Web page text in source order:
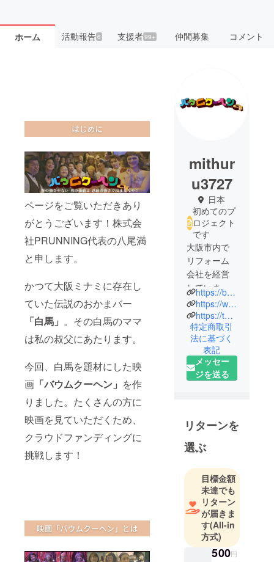
ホーム 活動報告6 支援者99+ 仲間募集 コメント
ページをご覧いただきあり
がとうございます！株式会
社PRUNNING代表の八尾満
と申します。
かつて大阪ミナミに存在し
ていた伝説のおかまバー
「白馬」 。その白馬のママ
は私の叔父にあたります。
今回、白馬を題材にした映
画 「バウムクーヘン」 を作
りました。たくさんの方に
映画を見ていただくため、
クラウドファンディングに
挑戦します！
mithur
u3727
日本
初めてのプ
ロジェクト
です
大阪市内で
リフォーム
会社を経営
していま
す。
2年前にコロ
ナで役者さ
んが仕事が
無くなった
ので映画を
製作する事
https://baumkuchen-cinema.com/
https://www.instagram.com/baumkuchen_pr/
https://twitter.com/BAUMKUCHEN_PR
特定商取引
法に基づく
表記
メッセー
ジを送る
リターンを
選ぶ
目標金額
未達でも
リターン
が届きま
す(All-in
方式)
500円